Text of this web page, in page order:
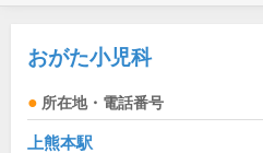
おがた小児科
所在地・電話番号
上熊本駅